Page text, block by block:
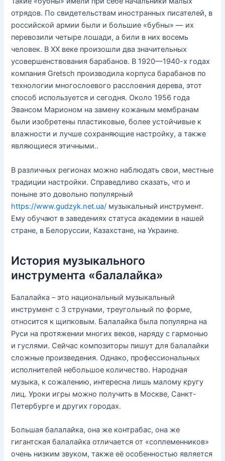
отрядов. По свидетельствам иностранных писателей, в
российской армии были и большие «бубны» — их
перевозили четыре лошади, а били в них восемь
человек. В XX веке произошли два значительных
усовершенствования барабанов. В 1920—1940-х годах
компания Gretsch производила корпуса барабанов по
технологии многослоевого расслоения дерева, этот
способ используется и сегодня. Около 1956 года
Эвансом Марионом на замену кожаным мембранам
были изобретены пластиковые, более устойчивые к
влажности и лучше сохраняющие настройку, а также
являющиеся этичными..
В различных регионах можно наблюдать свои, местные
традиции настройки. Справедливо сказать, что и
поныне это довольно популярный
https://www.gudzyk.net.ua/ музыкальный инструмент.
Ему обучают в заведениях статуса академии в нашей
стране, в Белоруссии, Казахстане, на Украине.
История музыкального
инструмента «балалайка»
Балалайка – это национальный музыкальный
инструмент с 3 струнами, треугольный по форме,
относится к щипковым. Балалайка была популярна на
Руси на протяжении многих веков, наряду с гармонью
и гуслями. Сейчас композиторы пишут для балалайки
сложные произведения. Однако, профессиональных
исполнителей небольшое количество. Народная
музыка, к сожалению, интересна лишь малому кругу
лиц. Уроки игры можно получить в Москве, Санкт-
Петербурге и других городах.
Большая балалайка, она же контрабас, она же
гигантская балалайка отличается от «соплеменников»
очень низким звуком, также её особенностью является